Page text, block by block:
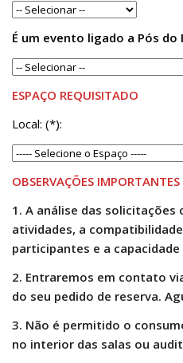
Catálogo on-line
Exposições Passadas
Aquisição de Acervo
Educativo
Exposições
Guia do IEB
Reprodução
Extroversão
Projeto Brasil-África
Projeto Brasil Ciência
Dicionários
Medicina
É um evento ligado a Pós do
ESPAÇO REQUISITADO
Local: (*):
OBSERVAÇÕES IMPORTANTES
1. A análise das solicitações
atividades, a
participantes e a capacidade
2. Entraremos em contato
do seu pedido de reserva.
3. Não é permitido o
no interior das salas ou